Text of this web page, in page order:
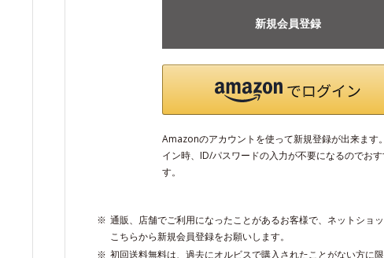
新規会員登録
Amazonのアカウントを使って新規登録が出来ます
イン時、ID/パスワードの入力が不要になるのでお
す。
通販、店舗でご利用になったことがあるお客様で、ネットショ
こちらから新規会員登録をお願いします。
初回送料無料は、過去にオルビスで購入されたことがない方に限